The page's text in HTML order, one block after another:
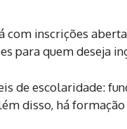
com inscrições
para quem deseja
de escolaridade:
disso, há